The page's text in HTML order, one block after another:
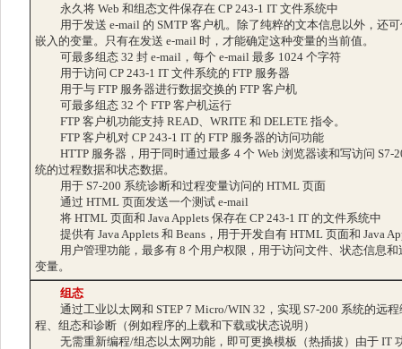
永久将 Web 和组态文件保存在 CP 243-1 IT 文件系统中
用于发送 e-mail 的 SMTP 客户机。除了纯粹的文本信息以外，还
嵌入的变量。只有在发送 e-mail 时，才能确定这种变量的当前值。
可最多组态 32 封 e-mail，每个 e-mail 最多 1024 个字符
用于访问 CP 243-1 IT 文件系统的 FTP 服务器
用于与 FTP 服务器进行数据交换的 FTP 客户机
可最多组态 32 个 FTP 客户机运行
FTP 客户机功能支持 READ、WRITE 和 DELETE 指令。
FTP 客户机对 CP 243-1 IT 的 FTP 服务器的访问功能
HTTP 服务器，用于同时通过最多 4 个 Web 浏览器读和写访问 S7-
统的过程数据和状态数据。
用于 S7-200 系统诊断和过程变量访问的 HTML 页面
通过 HTML 页面发送一个测试 e-mail
将 HTML 页面和 Java Applets 保存在 CP 243-1 IT 的文件系统中
提供有 Java Applets 和 Beans，用于开发自有 HTML 页面和 Java
用户管理功能，最多有 8 个用户权限，用于访问文件、状态信息和
变量。
组态
通过工业以太网和 STEP 7 Micro/WIN 32，实现 S7-200 系统的远程
程、组态和诊断（例如程序的上载和下载或状态说明）
无需重新编程/组态以太网功能，即可更换模板（热插拔）由于 IT